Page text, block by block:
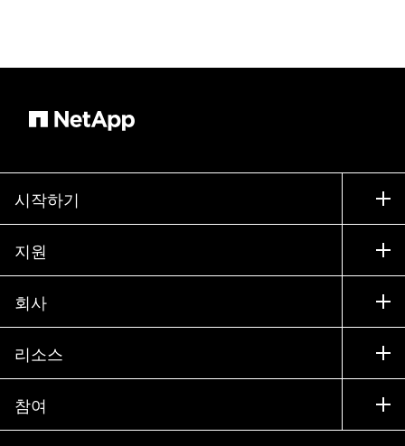
시작하기
구입 방법
세일즈 팀 연락처
파트너 찾기
경영진 브리핑
제품 소개
지원
지원
교육
설명서
커뮤니티
회사
회사
파트너
채용
리소스
뉴스룸
이벤트
참여